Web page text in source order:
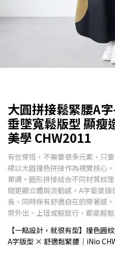
大圓拼接鬆緊腰A
垂墜寬鬆版型 顯
美學 CHW2011
有些穿搭，不需要很多元素，只
裙以大圓撞色拼接作為視覺核心
單調。圓形拼接結合不同材質紋
間更顯立體與流動感。A字垂墜
長，同時保有舒適自在的穿著感
常外出、上班或輕旅行，都能輕
【一點設計，就很有型】撞色圓
A字版型 × 舒適鬆緊腰｜iNio